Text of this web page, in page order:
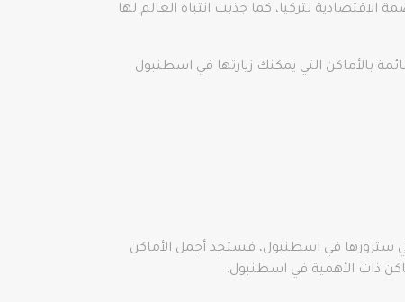
لتركيا، كما جذبت انتباه العالم لها
بالأماكن التي يمكنك زيارتها في اسطنبول
ستزورها في اسطنبول، فستجد أجمل الأماكن
ذات الأهمية في اسطنبول.